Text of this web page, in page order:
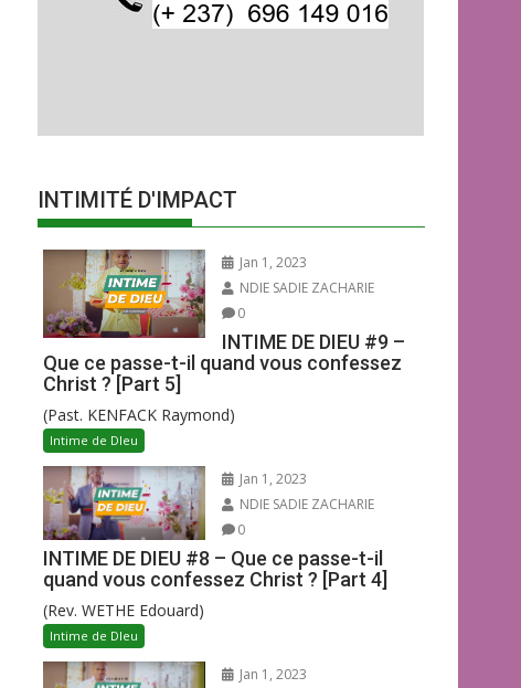
INTIMITÉ D'IMPACT
Jan 1, 2023
NDIE SADIE ZACHARIE
0
INTIME DE DIEU #9 –
Que ce passe-t-il quand vous confessez
Christ ? [Part 5]
(Past. KENFACK Raymond)
Intime de DIeu
Jan 1, 2023
NDIE SADIE ZACHARIE
0
INTIME DE DIEU #8 – Que ce passe-t-il
quand vous confessez Christ ? [Part 4]
(Rev. WETHE Edouard)
Intime de DIeu
Jan 1, 2023